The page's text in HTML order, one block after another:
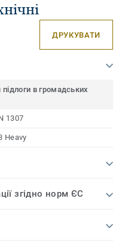
ДРУКУВАТИ
в громадських
1307
Heavy
згідно норм ЄС